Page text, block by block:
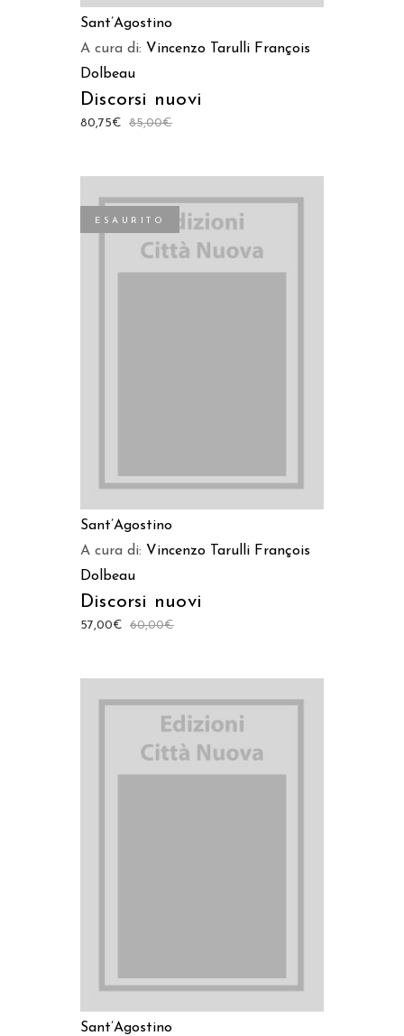
Sant’Agostino
A cura di: Vincenzo Tarulli François
Dolbeau
Discorsi nuovi
85,00€
80,75€
ESAURITO
Sant’Agostino
A cura di: Vincenzo Tarulli François
Dolbeau
Discorsi nuovi
60,00€
57,00€
Sant’Agostino